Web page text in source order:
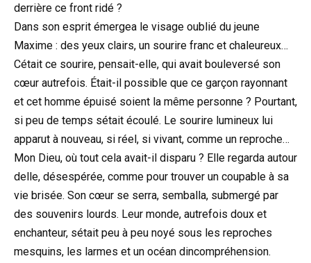
derrière ce front ridé ?
Dans son esprit émergea le visage oublié du jeune
Maxime : des yeux clairs, un sourire franc et chaleureux…
Cétait ce sourire, pensait-elle, qui avait bouleversé son
cœur autrefois. Était-il possible que ce garçon rayonnant
et cet homme épuisé soient la même personne ? Pourtant,
si peu de temps sétait écoulé. Le sourire lumineux lui
apparut à nouveau, si réel, si vivant, comme un reproche…
Mon Dieu, où tout cela avait-il disparu ? Elle regarda autour
delle, désespérée, comme pour trouver un coupable à sa
vie brisée. Son cœur se serra, semballa, submergé par
des souvenirs lourds. Leur monde, autrefois doux et
enchanteur, sétait peu à peu noyé sous les reproches
mesquins, les larmes et un océan dincompréhension.